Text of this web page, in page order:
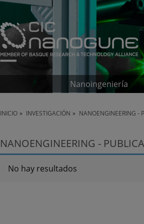
Nanoingeniería
INICIO INVESTIGACIÓN NANOENGINEERING -
NANOENGINEERING -
No hay resultados